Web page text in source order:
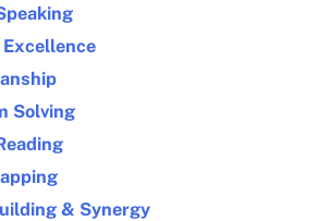
Excellence
Solving
& Synergy